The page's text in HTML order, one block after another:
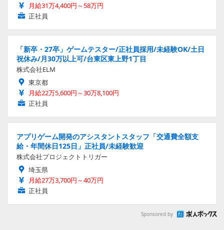
月給31万4,400円～58万円
正社員
「新卒・27卒」ゲームテスター/正社員採用/未経験OK/土日
祝休み/月30万以上可/台東区東上野1丁目
株式会社ELM
東京都
月給22万5,600円～30万8,100円
正社員
アプリゲーム開発のアシスタントスタッフ「交通費全額支
給・年間休日125日」正社員/未経験歓迎
株式会社プロジェクトトリガー
埼玉県
月給27万3,700円～40万円
正社員
Sponsored by